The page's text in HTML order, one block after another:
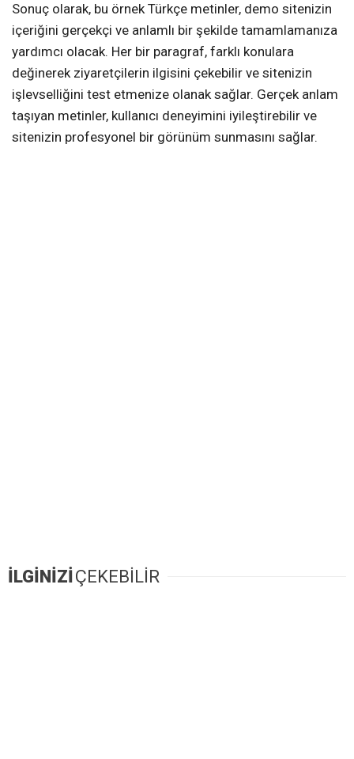
Sonuç olarak, bu örnek Türkçe metinler, demo sitenizin
içeriğini gerçekçi ve anlamlı bir şekilde tamamlamanıza
yardımcı olacak. Her bir paragraf, farklı konulara
değinerek ziyaretçilerin ilgisini çekebilir ve sitenizin
işlevselliğini test etmenize olanak sağlar. Gerçek anlam
taşıyan metinler, kullanıcı deneyimini iyileştirebilir ve
sitenizin profesyonel bir görünüm sunmasını sağlar.
İLGİNİZİ ÇEKEBİLİR